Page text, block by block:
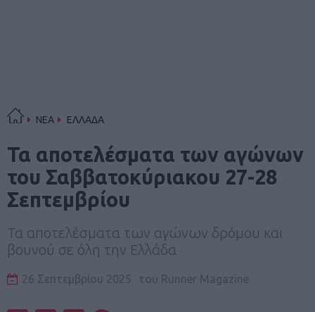
ΝΕΑ ΕΛΛΑΔΑ
Τα αποτελέσματα των αγώνων
του Σαββατοκύριακου 27-28
Σεπτεμβρίου
Τα αποτελέσματα των αγώνων δρόμου και
βουνού σε όλη την Ελλάδα
26 Σεπτεμβρίου 2025 του Runner Magazine